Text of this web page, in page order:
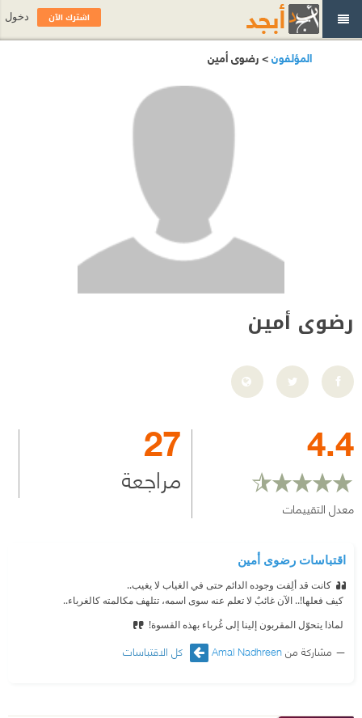
المؤلفون> رضوى أمين
رضوى أمين
4.4
معدل التقييمات
27
مراجعة
اقتباسات رضوى أمين
كانت قد ألِفت وجوده الدائم حتى في الغياب لا يغيب..
‫ كيف فعلها!.. الآن غائبٌ لا تعلم عنه سوى اسمه، تتلهف مكالمته كالغرباء..
‫ لماذا يتحوّل المقربون إلينا إلى غُرباء بهذه القسوة!
مشاركة منAmal Nadhreen كل الاقتباسات
اشترك الآن دخول